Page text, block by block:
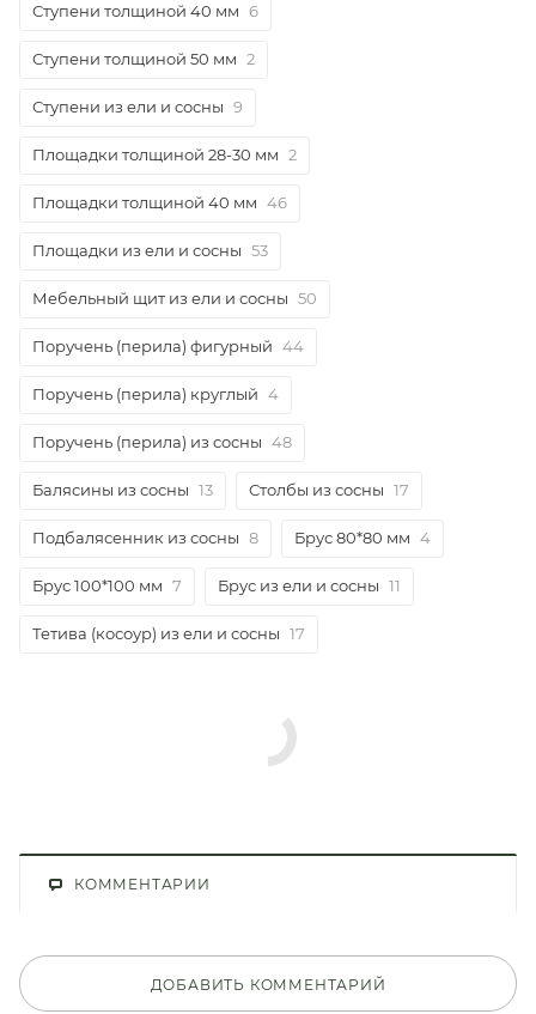
Ступени толщиной 40 мм 6
Ступени толщиной 50 мм 2
Ступени из ели и сосны 9
Площадки толщиной 28-30 мм 2
Площадки толщиной 40 мм 46
Площадки из ели и сосны 53
Мебельный щит из ели и сосны 50
Поручень (перила) фигурный 44
Поручень (перила) круглый 4
Поручень (перила) из сосны 48
Балясины из сосны 13 Столбы из сосны 17
Подбалясенник из сосны 8 Брус 80*80 мм 4
Брус 100*100 мм 7 Брус из ели и сосны 11
Тетива (косоур) из ели и сосны 17
КОММЕНТАРИИ
ДОБАВИТЬ КОММЕНТАРИЙ